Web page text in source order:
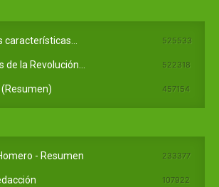
características... 525533
de la Revolución... 522318
457154
- Resumen 233377
107922